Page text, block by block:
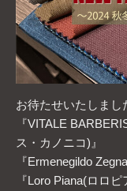
お待たせいたしまし
『VITALE
ス・カノニコ)』
『Ermenegildo
『Loro Piana(ロロピ